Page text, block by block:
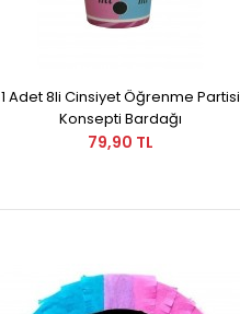
1 Adet 8li Cinsiyet Öğrenme Partisi
Konsepti Bardağı
79,90 TL